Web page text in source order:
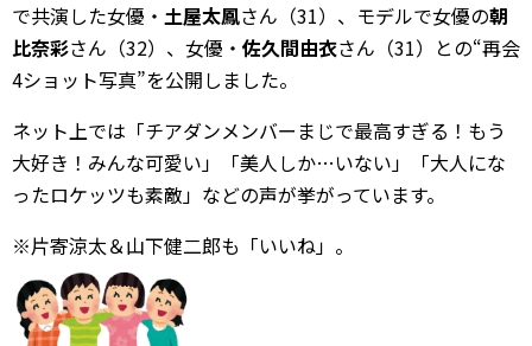
で共演した女優・ 土屋太鳳さん（31）、モデルで女優の朝
比奈彩さん（32）、女優・ 佐久間由衣さん（31）との“再会
4ショット写真”を公開しました。
ネット上では「チアダンメンバーまじで最高すぎる！もう
大好き！みんな可愛い」「美人しか…いない」「大人にな
ったロケッツも素敵」などの声が挙がっています。
※片寄涼太＆山下健二郎も「いいね」。